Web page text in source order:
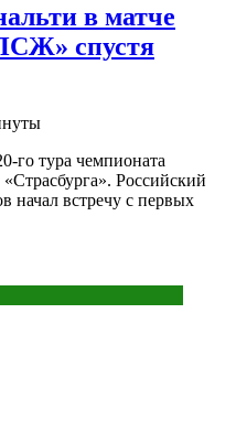
в матче
спустя
го тура чемпионата
Российский
начал встречу с первых